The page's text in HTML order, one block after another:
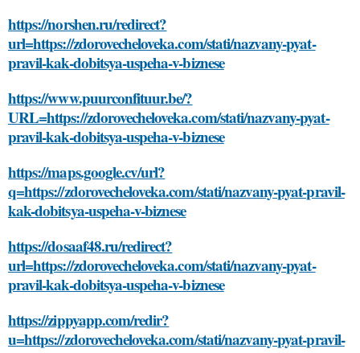
https://norshen.ru/redirect?
url=https://zdorovecheloveka.com/stati/nazvany-pyat-
pravil-kak-dobitsya-uspeha-v-biznese
https://www.puurconfituur.be/?
URL=https://zdorovecheloveka.com/stati/nazvany-pyat-
pravil-kak-dobitsya-uspeha-v-biznese
https://maps.google.cv/url?
q=https://zdorovecheloveka.com/stati/nazvany-pyat-pravil-
kak-dobitsya-uspeha-v-biznese
https://dosaaf48.ru/redirect?
url=https://zdorovecheloveka.com/stati/nazvany-pyat-
pravil-kak-dobitsya-uspeha-v-biznese
https://zippyapp.com/redir?
u=https://zdorovecheloveka.com/stati/nazvany-pyat-pravil-